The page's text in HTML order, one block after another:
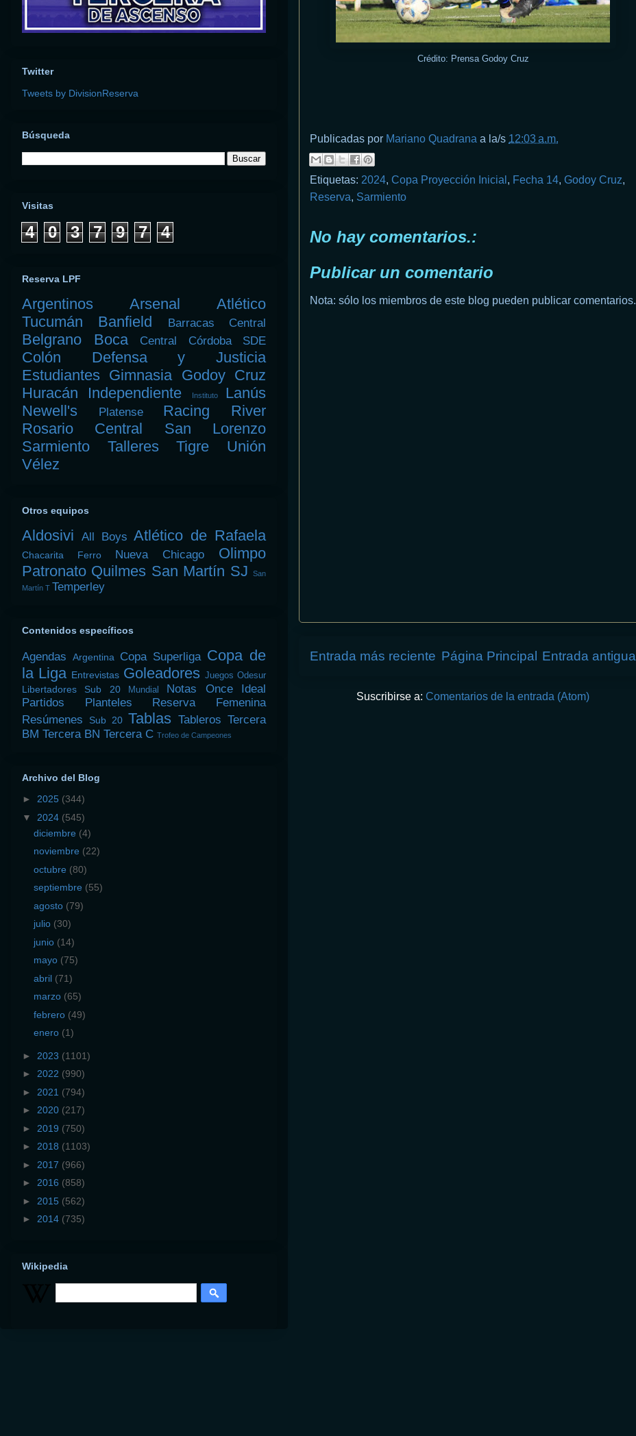
Crédito: Prensa Godoy Cruz
Publicadas por Mariano Quadrana a la/s 12:03 a.m.
Etiquetas: 2024, Copa Proyección Inicial , Fecha 14, Godoy Cruz,
Reserva, Sarmiento
No hay comentarios.:
Publicar un comentario
Nota: sólo los miembros de este blog pueden publicar comentarios.
Entrada más reciente Entrada antigua
Página Principal
Suscribirse a: Comentarios de la entrada (Atom)
Twitter
Tweets by DivisionReserva
Búsqueda
Visitas
4 0 3 7 9 7 4
Reserva LPF
Argentinos Arsenal
Atlético
Tucumán
Banfield Barracas Central
Belgrano Boca Central Córdoba SDE
Colón
Defensa y Justicia
Estudiantes Gimnasia Godoy Cruz
Huracán
Independiente Instituto
Lanús
Newell's
Platense Racing
River
Rosario Central
San Lorenzo
Sarmiento
Talleres Tigre
Unión
Vélez
Otros equipos
Aldosivi All Boys Atlético de Rafaela
Chacarita Ferro Nueva Chicago
Olimpo
Patronato Quilmes San Martín SJ
San
Martín T Temperley
Contenidos específicos
Agendas Argentina Copa Superliga Copa de
la Liga Entrevistas Goleadores Juegos Odesur
Libertadores Sub 20 Mundial Notas
Once Ideal
Partidos
Planteles
Reserva Femenina
Resúmenes
Sub 20 Tablas Tableros Tercera
BM Tercera BN Tercera C Trofeo de Campeones
Archivo del Blog
► 2025 (344)
▼ 2024 (545)
diciembre (4)
noviembre (22)
octubre (80)
septiembre (55)
agosto (79)
julio (30)
junio (14)
mayo (75)
abril (71)
marzo (65)
febrero (49)
enero (1)
► 2023 (1101)
► 2022 (990)
► 2021 (794)
► 2020 (217)
► 2019 (750)
► 2018 (1103)
► 2017 (966)
► 2016 (858)
► 2015 (562)
► 2014 (735)
Wikipedia